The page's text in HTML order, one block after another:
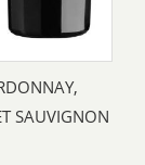
SAUVIGNON